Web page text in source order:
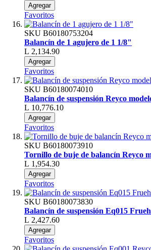
Agregar
Favoritos
SKU B60180753204
Balancín de 1 agujero de 1 1/8"
L 2,134.90
Agregar
Favoritos
SKU B60180074010
Balancín de suspensión Reyco
L 10,776.10
Agregar
Favoritos
SKU B60180073910
Tornillo de buje de balancín Reyco
L 1,954.30
Agregar
Favoritos
SKU B60180073830
Balancín de suspensión Eq015
L 2,427.60
Agregar
Favoritos